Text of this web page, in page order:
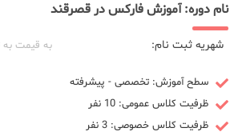
نام دوره: آموزش فارکس در قصرقند
شهریه ثبت نام: به قیمت به
سطح آموزش: تخصصی - پیشرفته
ظرفیت کلاس عمومی: 10 نفر
ظرفیت کلاس خصوصی: 3 نفر